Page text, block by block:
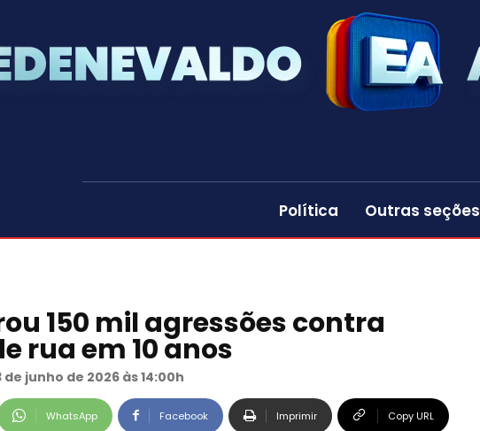
Política Outras seções
150 mil agressões contra
rua em 10 anos
de junho de 2026 às 14:00h
WhatsApp Facebook Imprimir Copy URL